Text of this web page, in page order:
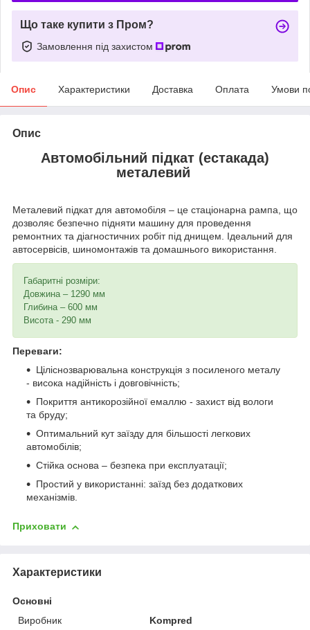
Що таке купити з Пром?
Замовлення під захистом
Опис Характеристики Доставка Оплата Умови
Опис
Автомобільний підкат (естакада)
металевий
Металевий підкат для автомобіля – це стаціонарна рампа, що
дозволяє безпечно підняти машину для проведення
ремонтних та діагностичних робіт під днищем. Ідеальний для
автосервісів, шиномонтажів та домашнього використання.
Габаритні розміри:
Довжина – 1290 мм
Глибина – 600 мм
Висота - 290 мм
Переваги:
Ціліснозварювальна конструкція з посиленого металу
- висока надійність і довговічність;
Покриття антикорозійної емаллю - захист від вологи
та бруду;
Оптимальний кут заїзду для більшості легкових
автомобілів;
Стійка основа – безпека при експлуатації;
Простий у використанні: заїзд без додаткових
механізмів.
Приховати
Характеристики
Основні
Виробник
Kompred